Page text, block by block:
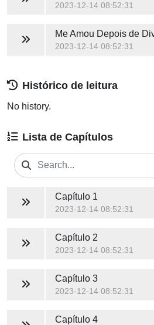
2023-12-14 08:52:31
Me Amou Depois de
2023-12-14 08:52:31
Histórico de leitura
No history.
Lista de Capítulos
Capítulo 1
2023-12-14 08:52:31
Capítulo 2
2023-12-14 08:52:31
Capítulo 3
2023-12-14 08:52:31
Capítulo 4